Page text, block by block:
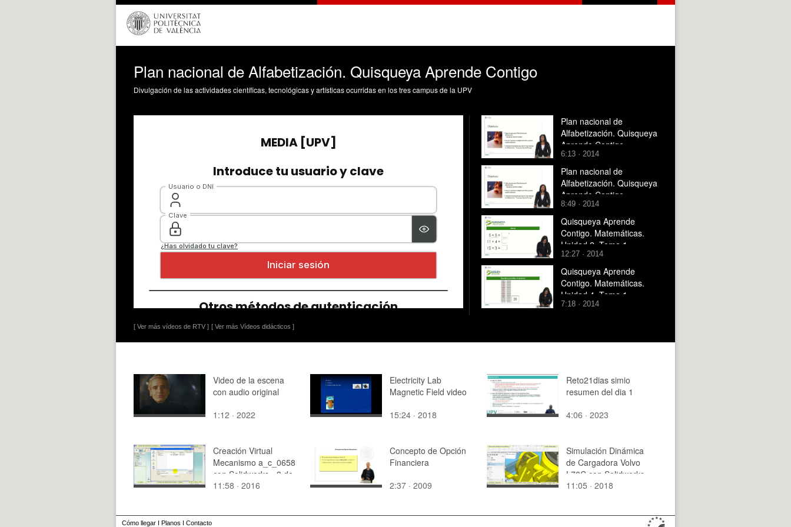
Plan nacional de Alfabetización. Quisqueya Aprende Contigo
Divulgación de las actividades científicas, tecnológicas y artísticas ocurridas en los tres campus de la UPV
[ Ver más vídeos de RTV ] [ Ver más Vídeos didácticos ]
Plan nacional de
Alfabetización. Quisqueya
Aprende Contigo
6:13 · 2014
Plan nacional de
Alfabetización. Quisqueya
Aprende Contigo
8:49 · 2014
Quisqueya Aprende
Contigo. Matemáticas.
Unidad 2. Tema 1
12:27 · 2014
Quisqueya Aprende
Contigo. Matemáticas.
Unidad 4. Tema 1
7:18 · 2014
Video de la escena
con audio original
1:12 · 2022
Electricity Lab
Magnetic Field video
15:24 · 2018
Reto21dias simio
resumen del dia 1
4:06 · 2023
Creación Virtual
Mecanismo a_c_0658
con Solidworks - 3 de
411:58 · 2016
Concepto de Opción
Financiera
2:37 · 2009
Simulación Dinámica
de Cargadora Volvo
L70C con Solidworks
Motion v2017 - 07 de
11:05 · 2018
Cómo llegar I Planos I Contacto